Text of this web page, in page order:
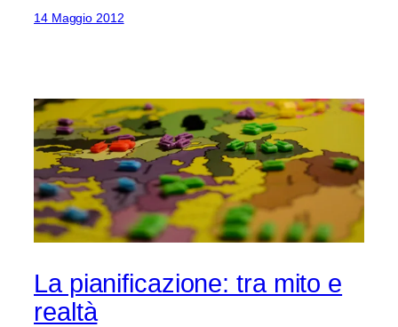
14 Maggio 2012
La pianificazione: tra mito e
realtà